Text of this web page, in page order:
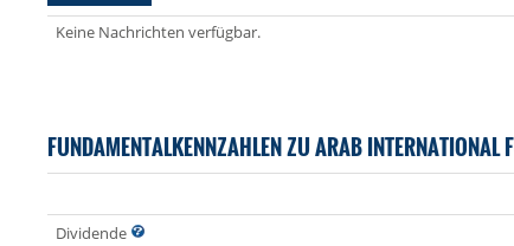
Keine Nachrichten verfügbar.
FUNDAMENTALKENNZAHLEN ZU ARAB INTERNATIONAL
Dividende